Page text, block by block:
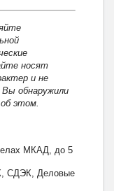
носят
и не
обнаружили
этом.
МКАД, до 5
СДЭК, Деловые